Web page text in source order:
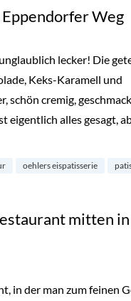
Weg
lecker! Die
Keks-Karamell und
schön cremig,
eigentlich alles gesagt,
Weg“
oehlers eispatisserie
mitten in
in der man zum feinen